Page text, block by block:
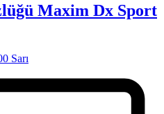
Maxim Dx Sport